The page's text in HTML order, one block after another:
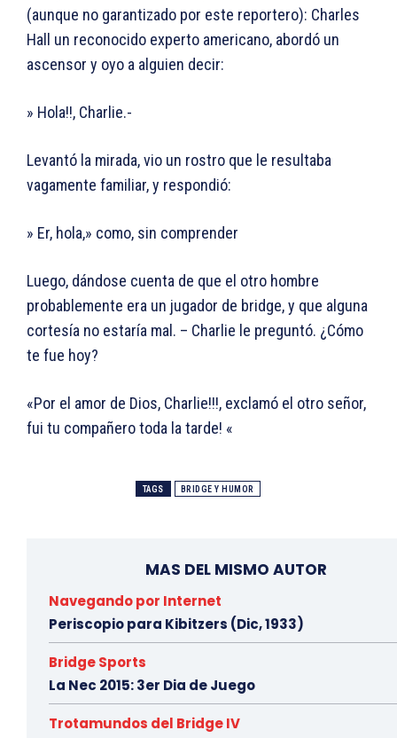
(aunque no garantizado por este reportero): Charles
Hall un reconocido experto americano, abordó un
ascensor y oyo a alguien decir:
» Hola!!, Charlie.-
Levantó la mirada, vio un rostro que le resultaba
vagamente familiar, y respondió:
» Er, hola,» como, sin comprender
Luego, dándose cuenta de que el otro hombre
probablemente era un jugador de bridge, y que alguna
cortesía no estaría mal. – Charlie le preguntó. ¿Cómo
te fue hoy?
«Por el amor de Dios, Charlie!!!, exclamó el otro señor,
fui tu compañero toda la tarde! «
TAGS BRIDGE Y HUMOR
MAS DEL MISMO AUTOR
Navegando por Internet
Periscopio para Kibitzers (Dic, 1933)
Bridge Sports
La Nec 2015: 3er Dia de Juego
Trotamundos del Bridge IV